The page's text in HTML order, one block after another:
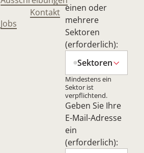
Jobs
Kontakt einen oder
mehrere
Sektoren
(erforderlich):
Sektoren
Mindestens ein
Sektor ist
verpflichtend.
Geben Sie Ihre
E-Mail-Adresse
ein
(erforderlich):